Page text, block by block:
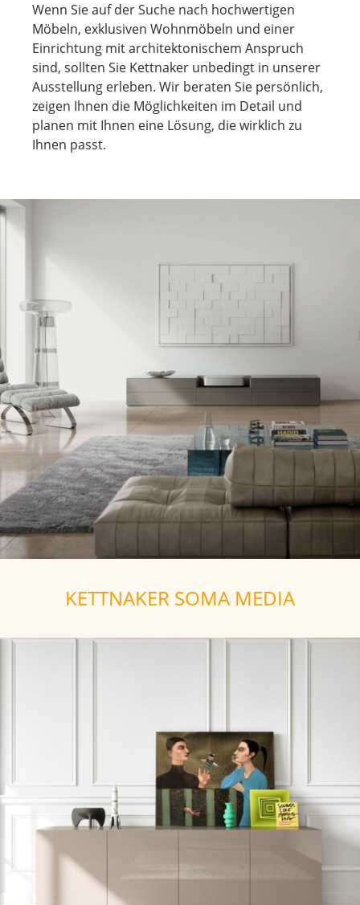
Wenn Sie auf der Suche nach hochwertigen
Möbeln, exklusiven Wohnmöbeln und einer
Einrichtung mit architektonischem Anspruch
sind, sollten Sie Kettnaker unbedingt in unserer
Ausstellung erleben. Wir beraten Sie persönlich,
zeigen Ihnen die Möglichkeiten im Detail und
planen mit Ihnen eine Lösung, die wirklich zu
Ihnen passt.
KETTNAKER SOMA MEDIA